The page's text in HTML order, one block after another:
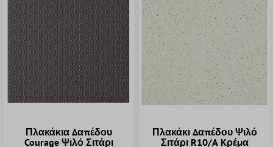
Πλακάκια Δαπέδου
Courage Ψιλό Σιτάρι
Πλακάκι Δαπέδου Ψιλό
Σιτάρι R10/A Kρέμα